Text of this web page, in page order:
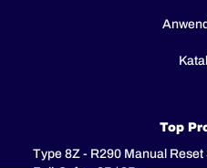
Top
Type 8Z - R290 Manual